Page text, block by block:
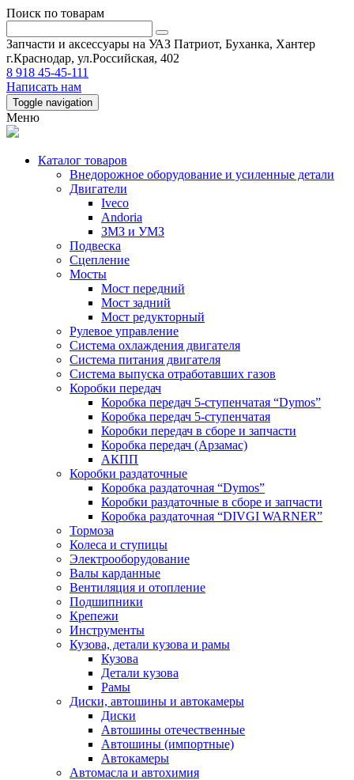
Поиск по товарам
Запчасти и аксессуары на УАЗ Патриот, Буханка, Хантер
г.Краснодар, ул.Российская, 402
8 918 45-45-111
Написать нам
Toggle navigation
Меню
Каталог товаров
Внедорожное оборудование и усиленные детали
Двигатели
Iveco
Andoria
ЗМЗ и УМЗ
Подвеска
Сцепление
Мосты
Мост передний
Мост задний
Мост редукторный
Рулевое управление
Система охлаждения двигателя
Система питания двигателя
Система выпуска отработавших газов
Коробки передач
Коробка передач 5-ступенчатая “Dymos”
Коробка передач 5-ступенчатая
Коробки передач в сборе и запчасти
Коробка передач (Арзамас)
АКПП
Коробки раздаточные
Коробка раздаточная “Dymos”
Коробки раздаточные в сборе и запчасти
Коробка раздаточная “DIVGI WARNER”
Тормоза
Колеса и ступицы
Электрооборудование
Валы карданные
Вентиляция и отопление
Подшипники
Крепежи
Инструменты
Кузова, детали кузова и рамы
Кузова
Детали кузова
Рамы
Диски, автошины и автокамеры
Диски
Автошины отечественные
Автошины (импортные)
Автокамеры
Автомасла и автохимия